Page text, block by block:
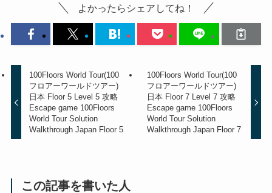
よかったらシェアしてね！
100Floors World Tour(100
フロアーワールドツアー)
日本 Floor 5 Level 5 攻略
Escape game 100Floors
World Tour Solution
Walkthrough Japan Floor 5
100Floors World Tour(100
フロアーワールドツアー)
日本 Floor 7 Level 7 攻略
Escape game 100Floors
World Tour Solution
Walkthrough Japan Floor 7
この記事を書いた人